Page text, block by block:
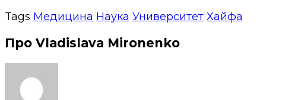
Tags Медицина Наука Университет Хайфа
Про Vladislava Mironenko